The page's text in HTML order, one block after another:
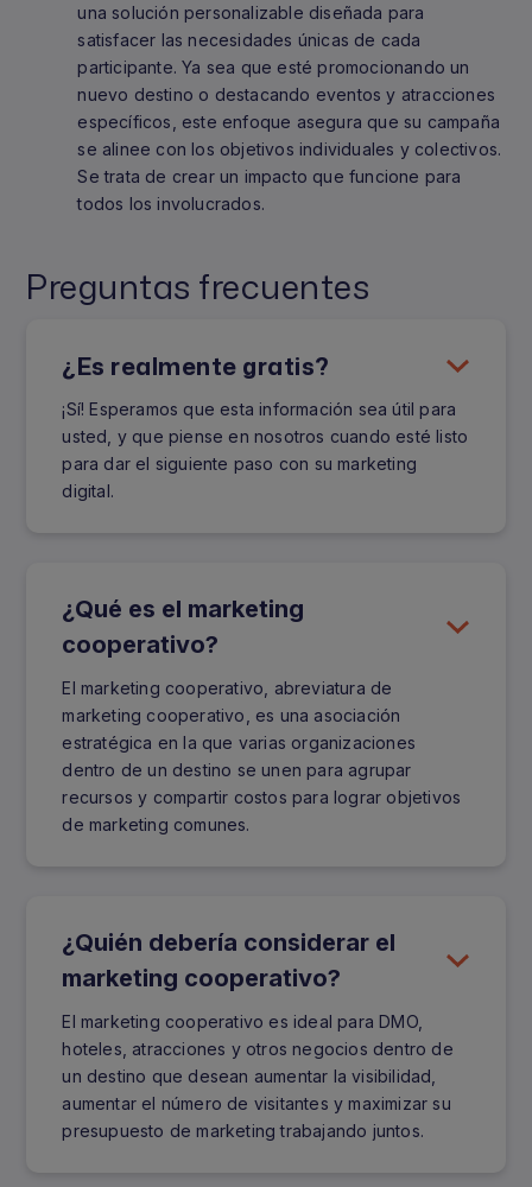
una solución personalizable diseñada para
satisfacer las necesidades únicas de cada
participante. Ya sea que esté promocionando un
nuevo destino o destacando eventos y atracciones
específicos, este enfoque asegura que su campaña
se alinee con los objetivos individuales y colectivos.
Se trata de crear un impacto que funcione para
todos los involucrados.
Preguntas frecuentes
¿Es realmente gratis?
¡Sí! Esperamos que esta información sea útil para
usted, y que piense en nosotros cuando esté listo
para dar el siguiente paso con su marketing
digital.
¿Qué es el marketing
cooperativo?
El marketing cooperativo, abreviatura de
marketing cooperativo, es una asociación
estratégica en la que varias organizaciones
dentro de un destino se unen para agrupar
recursos y compartir costos para lograr objetivos
de marketing comunes.
¿Quién debería considerar el
marketing cooperativo?
El marketing cooperativo es ideal para DMO,
hoteles, atracciones y otros negocios dentro de
un destino que desean aumentar la visibilidad,
aumentar el número de visitantes y maximizar su
presupuesto de marketing trabajando juntos.